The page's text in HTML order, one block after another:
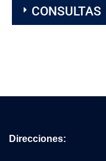
CONSULTAS
Direcciones: